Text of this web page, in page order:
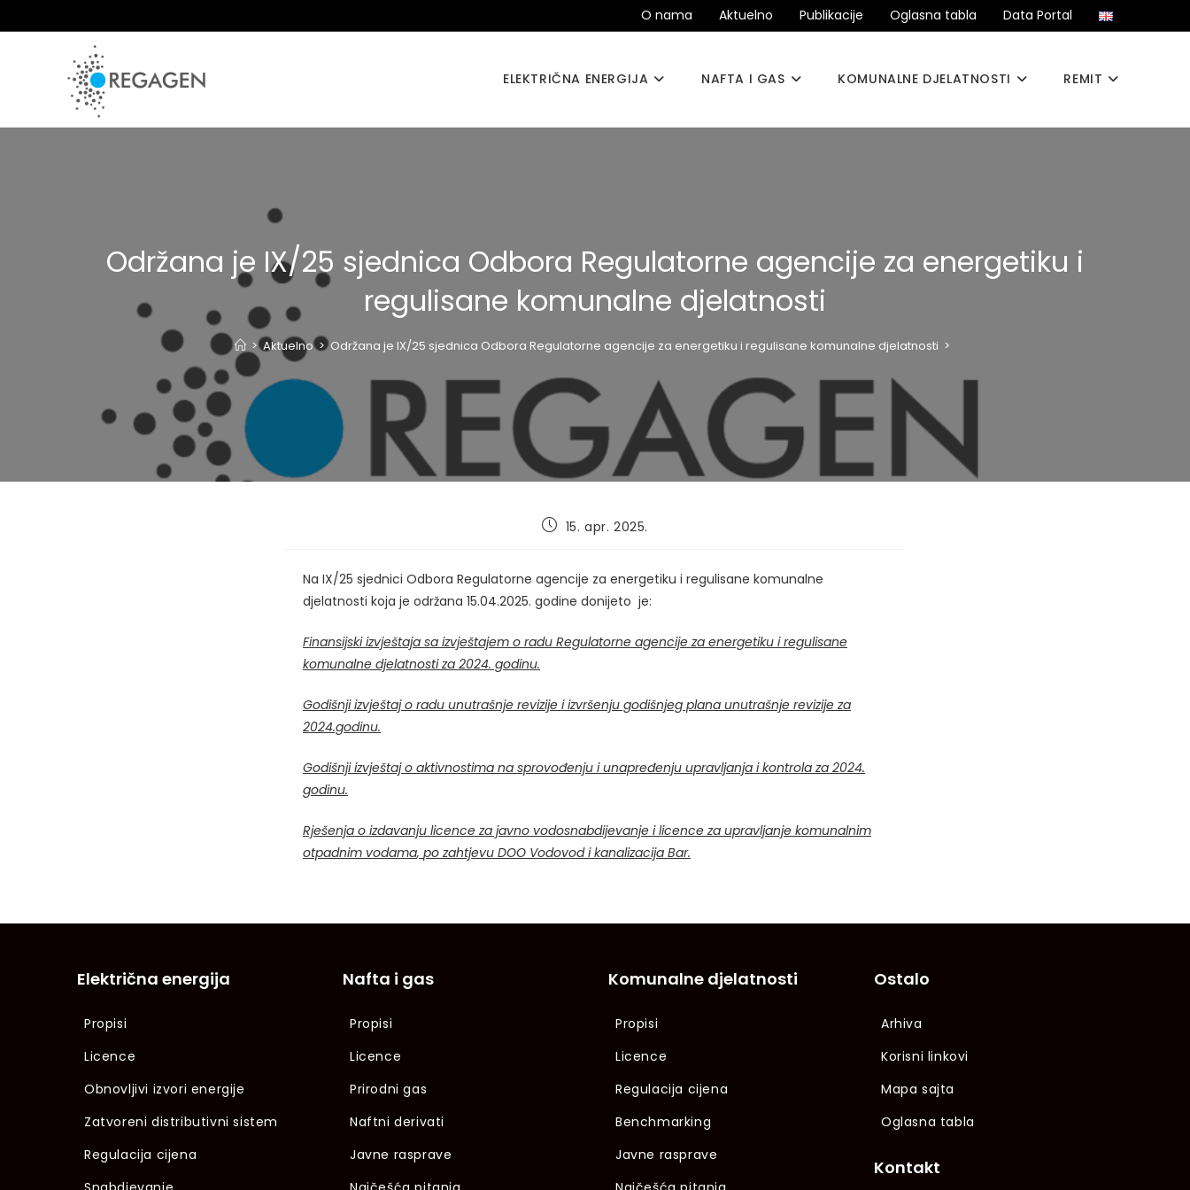
to
O nama Aktuelno Publikacije Oglasna tabla Data Portal
ELEKTRIČNA ENERGIJA NAFTA I GAS KOMUNALNE DJELATNOSTI REMIT
Održana je IX/25 sjednica Odbora Regulatorne agencije za energetiku i
regulisane komunalne djelatnosti
> Aktuelno > Održana je IX/25 sjednica Odbora Regulatorne agencije za energetiku i regulisane komunalne djelatnosti >
Post15. apr. 2025.
Na IX/25 sjednici Odbora Regulatorne agencije za energetiku i regulisane komunalne
djelatnosti koja je održana 15.04.2025. godine donijeto je:
Finansijski izvještaja sa izvještajem o radu Regulatorne agencije za energetiku i regulisane
komunalne djelatnosti za 2024. godinu.
Godišnji izvještaj o radu unutrašnje revizije i izvršenju godišnjeg plana unutrašnje revizije za
2024.godinu.
Godišnji izvještaj o aktivnostima na sprovođenju i unapređenju upravljanja i kontrola za 2024.
godinu.
Rješenja o izdavanju licence za javno vodosnabdijevanje i licence za upravljanje komunalnim
otpadnim vodama, po zahtjevu DOO Vodovod i kanalizacija Bar.
Električna energija
Propisi
Licence
Obnovljivi izvori energije
Zatvoreni distributivni sistem
Regulacija cijena
Nafta i gas
Propisi
Licence
Prirodni gas
Naftni derivati
Javne rasprave
Komunalne djelatnosti
Propisi
Licence
Regulacija cijena
Benchmarking
Javne rasprave
Ostalo
Arhiva
Korisni linkovi
Mapa sajta
Oglasna tabla
Kontakt